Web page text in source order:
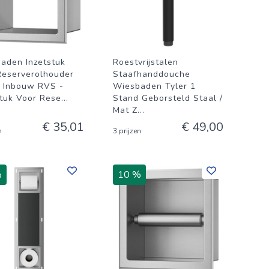
Inzetstuk
Inbouw RVS -
Voor Rese...
€ 35,01
Roestvrijstalen
Staafhanddouche
Wiesbaden Tyler 1
Stand Geborsteld Staal /
Mat Z...
3 prijzen € 49,00
10 %